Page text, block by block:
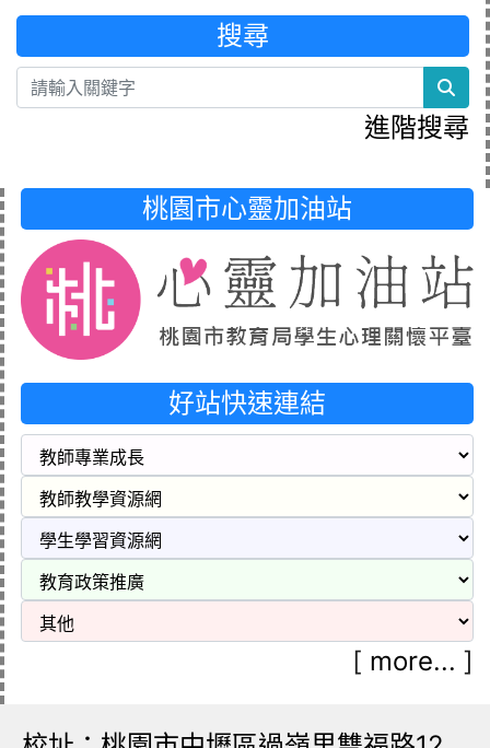
搜尋
進階搜尋
桃園市心靈加油站
好站快速連結
[ more... ]